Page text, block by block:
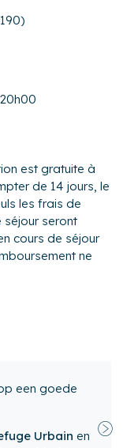
pourrez
essentiels
marché...
pourrez vous
du logement.
voici
être utiles :
à environ 400 m
55 km
le laisser dans
les appareils
en dehors des
est gratuite à
de 14 jours, le
les frais de
séjour seront
cours de séjour
ne
Super
Deauville. Le
propre et l’accueil